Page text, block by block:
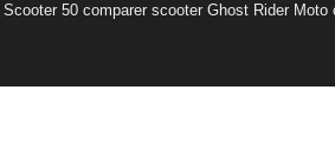
Scooter 50 comparer scooter Ghost Rider Moto